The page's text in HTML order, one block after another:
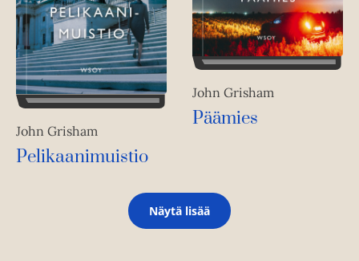
John Grisham
Pelikaanimuistio
John Grisham
Päämies
Näytä lisää